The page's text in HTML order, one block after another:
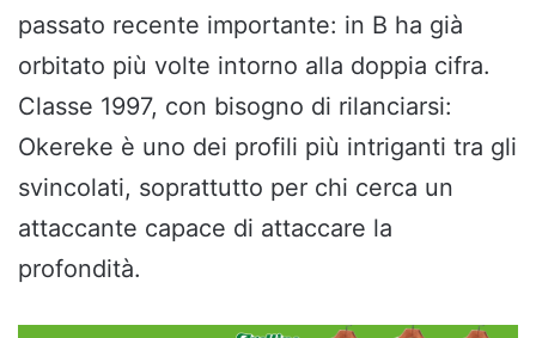
passato recente importante: in B ha già
orbitato più volte intorno alla doppia cifra.
Classe 1997, con bisogno di rilanciarsi:
Okereke è uno dei profili più intriganti tra gli
svincolati, soprattutto per chi cerca un
attaccante capace di attaccare la
profondità.